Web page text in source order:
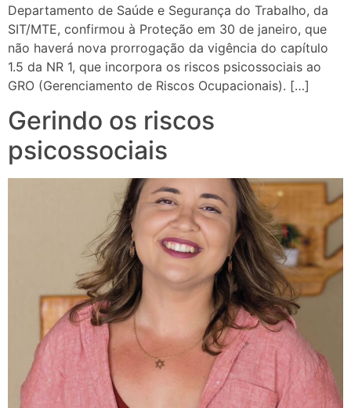
Departamento de Saúde e Segurança do Trabalho, da
SIT/MTE, confirmou à Proteção em 30 de janeiro, que
não haverá nova prorrogação da vigência do capítulo
1.5 da NR 1, que incorpora os riscos psicossociais ao
GRO (Gerenciamento de Riscos Ocupacionais). […]
Gerindo os riscos
psicossociais